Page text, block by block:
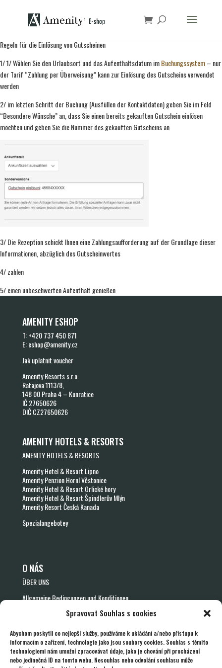
Spravovat Souhlas s cookies
Abychom poskytli co nejlepší služby, používáme k ukládání a/nebo přístupu k
informacím o zařízení, technologie jako jsou soubory cookies. Souhlas s těmito
technologiemi nám umožní zpracovávat údaje, jako je chování při procházení
nebo jedinečná ID na tomto webu. Nesouhlas nebo odvolání souhlasu může
Regeln für die Einlösung von Gutscheinen
1/ 1/ Wählen Sie den Urlaubsort und das Aufenthaltsdatum imBuchungssystem– nur
der Tarif “Zahlung per Überweisung” kann zur Einlösung des Gutscheins verwendet
werden
2/ im letzten Schritt der Buchung (Ausfüllen der Kontaktdaten) geben Sie im Feld
“Besondere Wünsche” an, dass Sie einen bereits gekauften Gutschein einlösen
möchten und geben Sie die Nummer des gekauften Gutscheins an
3/ Die Rezeption schickt Ihnen eine Zahlungsaufforderung auf der Grundlage dieser
Informationen, abzüglich des Gutscheinwertes
4/ zahlen
5/ einen unbeschwerten Aufenthalt genießen
AMENITY ESHOP
T:+420 737 450 871
E:eshop@amenity.cz
Jak uplatnit voucher
Amenity Resorts s.r.o.
Ratajova 1113/8,
148 00 Praha 4 – Kunratice
IČ 27650626
DIČ CZ27650626
AMENITY HOTELS & RESORTS
AMENITY HOTELS & RESORTS
Amenity Hotel & Resort Lipno
Amenity Penzion Horní Věstonice
Amenity Hotel & Resort Orlické hory
Amenity Hotel & Resort Špindlerův Mlýn
Amenity Resort Česká Kanada
Spezialangebotey
O NÁS
ÜBER UNS
Allgemeine Bedingungen und Konditionen
Rücktrittsformular – Gutscheine
Zustimmung zum Erhalt kommerzieller Kommunikation